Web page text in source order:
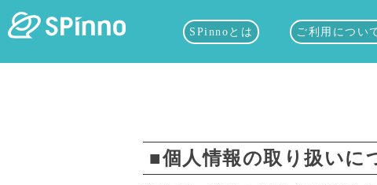
SPinnoとは ご利用につい
■個人情報の取り扱いに